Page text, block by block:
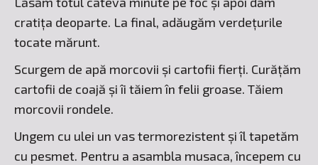
cratița deoparte. La final, adăugăm verdețurile
tocate mărunt.
Scurgem de apă morcovii și cartofii fierți. Curățăm
cartofii de coajă și îi tăiem în felii groase. Tăiem
morcovii rondele.
Ungem cu ulei un vas termorezistent și îl tapetăm
cu pesmet. Pentru a asambla musaca, începem cu